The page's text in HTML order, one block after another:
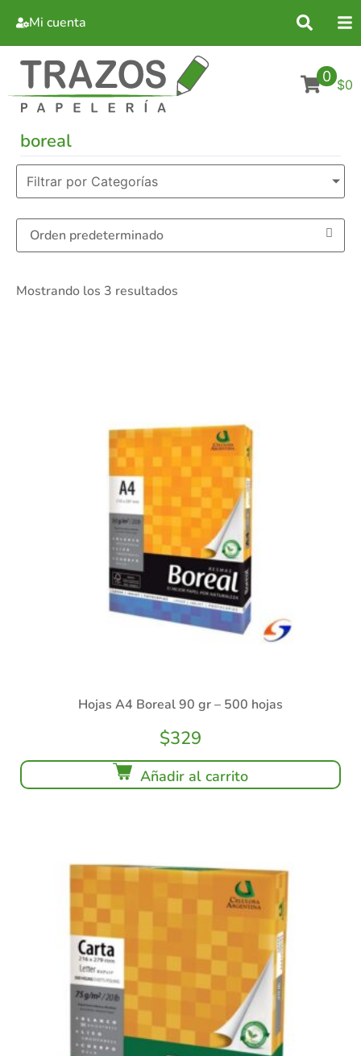
Mi cuenta
0 $0
boreal
Filtrar por Categorías
Mostrando los 3 resultados
Hojas A4 Boreal 90 gr – 500 hojas
$329
Añadir al carrito